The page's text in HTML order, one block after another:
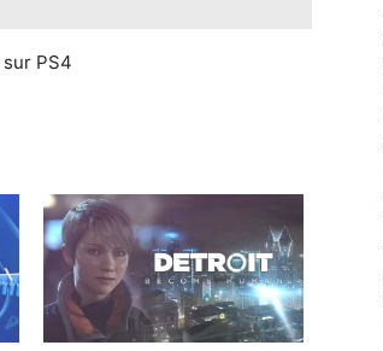
sur PS4